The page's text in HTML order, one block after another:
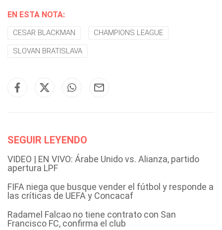
EN ESTA NOTA:
CESAR BLACKMAN CHAMPIONS LEAGUE
SLOVAN BRATISLAVA
SEGUIR LEYENDO
VIDEO | EN VIVO: Árabe Unido vs. Alianza, partido
apertura LPF
FIFA niega que busque vender el fútbol y responde a
las críticas de UEFA y Concacaf
Radamel Falcao no tiene contrato con San
Francisco FC, confirma el club